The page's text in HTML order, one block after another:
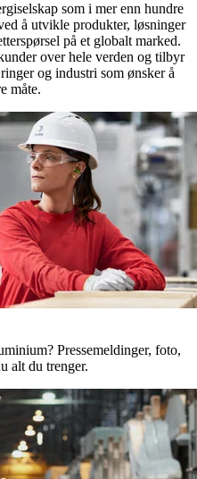
som i mer enn hundre
å utvikle produkter, løsninger
på et globalt marked.
over hele verden og tilbyr
og industri som ønsker å
måte.
Pressemeldinger, foto,
alt du trenger.